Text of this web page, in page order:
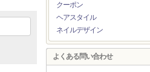
クーポン
ヘアスタイル
ネイルデザイン
よくある問い合わせ